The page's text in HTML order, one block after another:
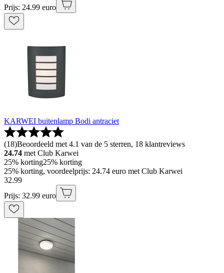
Prijs: 24.99 euro
KARWEI buitenlamp Bodi antraciet
(18)Beoordeeld met 4.1 van de 5 sterren, 18 klantreviews
24.74 met Club Karwei
25% korting25% korting
25% korting, voordeelprijs: 24.74 euro met Club Karwei
32.99
Prijs: 32.99 euro